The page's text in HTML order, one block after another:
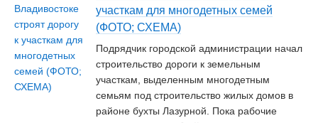
участкам для многодетных семей
(ФОТО; СХЕМА)
Подрядчик городской администрации начал
строительство дороги к земельным
участкам, выделенным многодетным
семьям под строительство жилых домов в
районе бухты Лазурной. Пока рабочие